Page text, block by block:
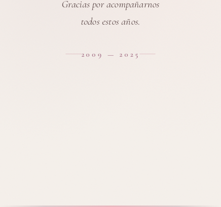
Gracias por acompañarnos
todos estos años.
2009 — 2025